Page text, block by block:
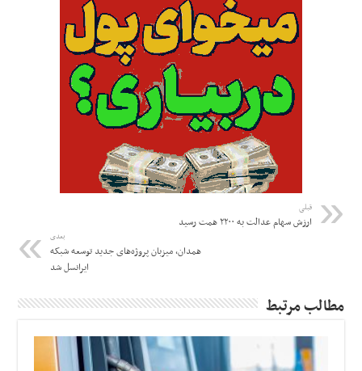
قبلی
ارزش سهام عدالت به ۲۲۰۰ همت رسید
بعدی
همدان، میزبان پروژه‌های جدید توسعه شبکه
ایرانسل شد
مطالب مرتبط